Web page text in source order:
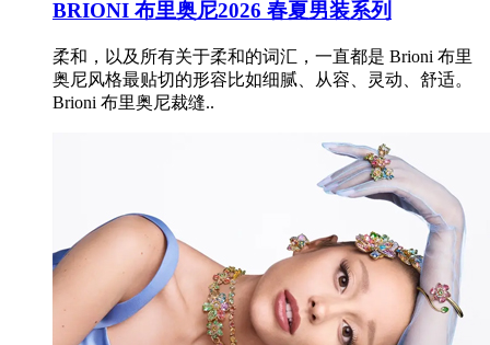
BRIONI 布里奥尼2026 春夏男装系列
柔和，以及所有关于柔和的词汇，一直都是 Brioni 布里
奥尼风格最贴切的形容比如细腻、从容、灵动、舒适。
Brioni 布里奥尼裁缝..